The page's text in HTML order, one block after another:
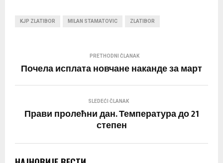
KJP ZLATIBOR MILAN STAMATOVIC ZLATIBOR
PRETHODNI ČLANAK
Почела исплата новчане наканде за март
SLEDEĆI ČLANAK
Прави пролећни дан. Температура до 21
степен